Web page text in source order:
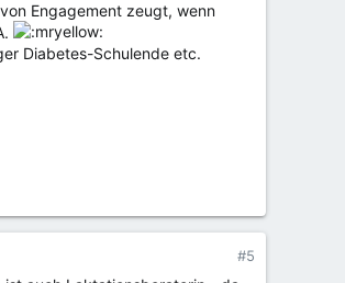
Engagement zeugt, wenn
Diabetes-Schulende etc.
#5